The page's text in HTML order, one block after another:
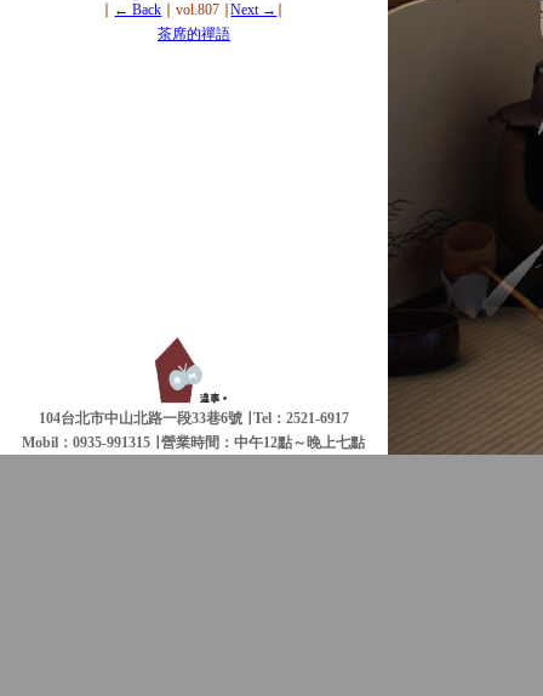
← Back ∣ vol.807 ∣Next →
茶席的禪語
104台北市中山北路一段33巷6號 ∣ Tel：2521-6917
Mobil：0935-991315 ∣
營業時間：中午12點～晚上七點